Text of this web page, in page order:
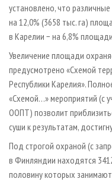
установлено, что
на 12,0% (3658 тыс. га)
в Карелии − на 6,8%
Увеличение площади
предусмотрено «Схемой
Республики Карелия».
«Схемой…» мероприятий (с
ООПТ) позволит
суши к результатам,
Под строгой охраной (с
в Финляндии находятся
половину которых